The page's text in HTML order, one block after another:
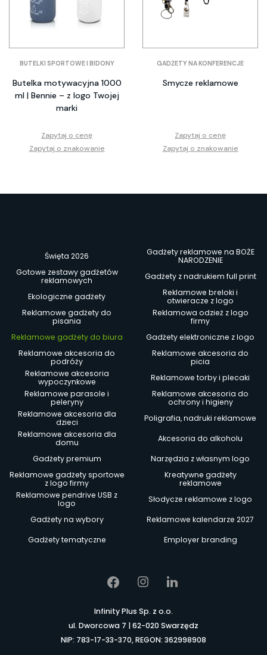
BUTELKI SPORTOWE I BIDONY
Butelka motywacyjna 1000
ml | Bennie – z logo Twojej
marki
Zapytaj o cenę
Zapytaj o znakowanie
GADŻETY NA KONFERENCJE
Smycze reklamowe
Zapytaj o cenę
Zapytaj o znakowanie
Święta 2026
Gadżety reklamowe na BOŻE
NARODZENIE
Gotowe zestawy gadżetów
reklamowych
Gadżety z nadrukiem full print
Ekologiczne gadżety
Reklamowe breloki i
otwieracze z logo
Reklamowe gadżety do
pisania
Reklamowa odzież z logo
firmy
Reklamowe gadżety do biura
Gadżety elektroniczne z logo
Reklamowe akcesoria do
podróży
Reklamowe akcesoria do
picia
Reklamowe akcesoria
wypoczynkowe
Reklamowe torby i plecaki
Reklamowe parasole i
peleryny
Reklamowe akcesoria do
ochrony i higieny
Reklamowe akcesoria dla
dzieci
Poligrafia, nadruki reklamowe
Reklamowe akcesoria dla
domu
Akcesoria do alkoholu
Gadżety premium
Narzędzia z własnym logo
Reklamowe gadżety sportowe
z logo firmy
Kreatywne gadżety
reklamowe
Reklamowe pendrive USB z
logo
Słodycze reklamowe z logo
Gadżety na wybory
Reklamowe kalendarze 2027
Gadżety tematyczne
Employer branding
Infinity Plus Sp. z o.o.
ul. Dworcowa 7 | 62-020 Swarzędz
NIP: 783-17-33-370, REGON: 362998908